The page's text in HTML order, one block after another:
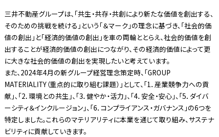
三井不動産グループは、「共生・共存・共創により新たな価値を創出する、
そのための挑戦を続ける」という「＆マーク」の理念に基づき、「社会的価
値の創出」と「経済的価値の創出」を車の両輪ととらえ、社会的価値を創
出することが経済的価値の創出につながり、その経済的価値によって更
に大きな社会的価値の創出を実現したいと考えています。
また、2024年4月の新グループ経営理念策定時、「GROUP
MATERIALITY（重点的に取り組む課題）」として、「1．産業競争力への貢
献」、「2．環境との共生」、「3．健やか・活力」、「4．安全・安心」、「5．ダイバ
ーシティ＆インクルージョン」、「6．コンプライアンス・ガバナンス」の6つを
特定しました。これらのマテリアリティに本業を通じて取り組み、サステナ
ビリティに貢献していきます。